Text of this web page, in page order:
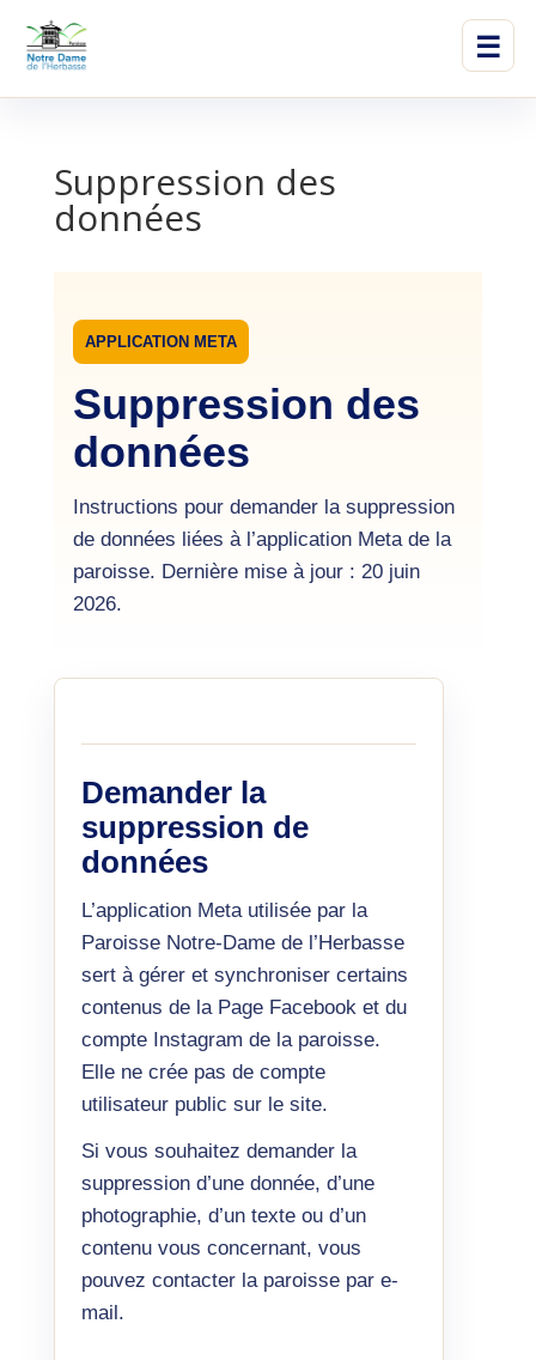
☰
Suppression des
données
APPLICATION META
Suppression des
données
Instructions pour demander la suppression
de données liées à l’application Meta de la
paroisse. Dernière mise à jour : 20 juin
2026.
Demander la
suppression de
données
L’application Meta utilisée par la
Paroisse Notre-Dame de l’Herbasse
sert à gérer et synchroniser certains
contenus de la Page Facebook et du
compte Instagram de la paroisse.
Elle ne crée pas de compte
utilisateur public sur le site.
Si vous souhaitez demander la
suppression d’une donnée, d’une
photographie, d’un texte ou d’un
contenu vous concernant, vous
pouvez contacter la paroisse par e-
mail.